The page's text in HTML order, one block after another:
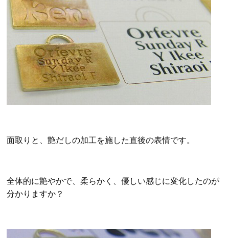
面取りと、艶だしの加工を施した直後の表情です。
全体的に艶やかで、柔らかく、優しい感じに変化したのが
分かりますか？